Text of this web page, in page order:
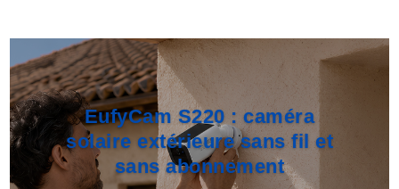
EufyCam S220 : caméra
solaire extérieure sans fil et
sans abonnement